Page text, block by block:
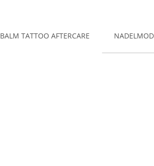
BALM TATTOO AFTERCARE